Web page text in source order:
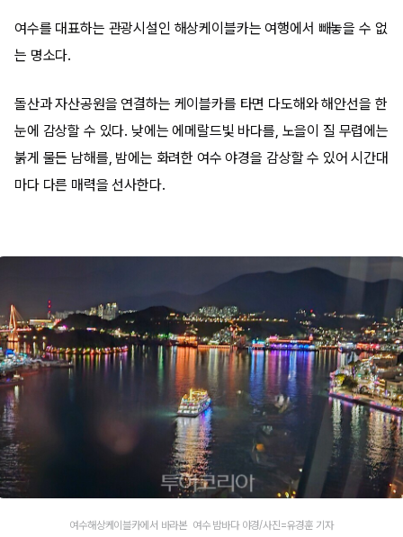
여수를 대표하는 관광시설인 해상케이블카는 여행에서 빼놓을 수 없
는 명소다.
돌산과 자산공원을 연결하는 케이블카를 타면 다도해와 해안선을 한
눈에 감상할 수 있다. 낮에는 에메랄드빛 바다를, 노을이 질 무렵에는
붉게 물든 남해를, 밤에는 화려한 여수 야경을 감상할 수 있어 시간대
마다 다른 매력을 선사한다.
여수해상케이블카에서 바라본 여수 밤바다 야경/사진=유경훈 기자